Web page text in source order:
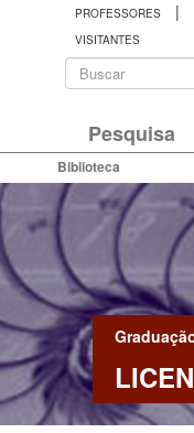
PROFESSORES |
VISITANTES
busca
Pesquisa
Biblioteca